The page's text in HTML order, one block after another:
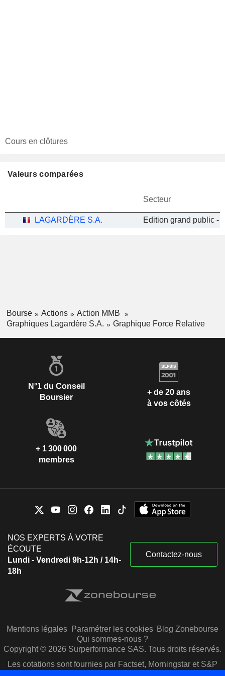
Cours en clôtures
Valeurs comparées
Secteur
LAGARDÈRE S.A. Edition grand public -
Bourse Actions
Action MMB
Graphiques Lagardère S.A.
Graphique Force Relative
N°1 du Conseil
Boursier
+ de 20 ans
à vos côtés
+ 1 300 000
membres
NOS EXPERTS À VOTRE
ÉCOUTE
Lundi - Vendredi 9h-12h / 14h-
18h
Contactez-nous
Mentions légales Paramétrer les cookies Blog Zonebourse
Qui sommes-nous ?
Copyright © 2026 Surperformance SAS. Tous droits réservés.
Les cotations sont fournies par Factset, Morningstar et S&P